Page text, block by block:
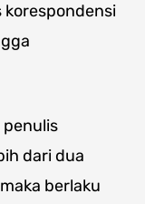
korespondensi
penulis
dari dua
berlaku